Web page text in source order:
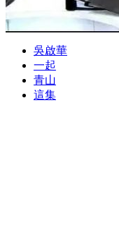
吳啟華
一起
青山
這集